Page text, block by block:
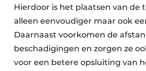
Hierdoor is het plaatsen van de
alleen eenvoudiger maar ook
Daarnaast voorkomen de
beschadigingen en zorgen ze
voor een betere opsluiting van